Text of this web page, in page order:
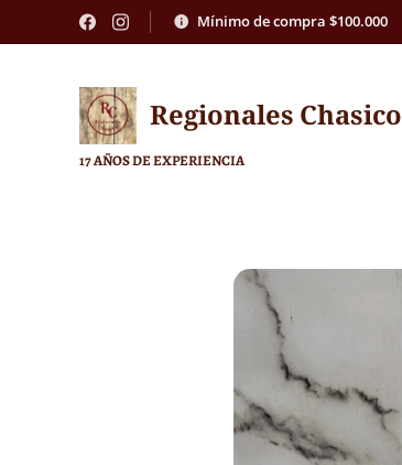
Mínimo de compra $100.000
Regionales Chasico
17 AÑOS DE EXPERIENCIA